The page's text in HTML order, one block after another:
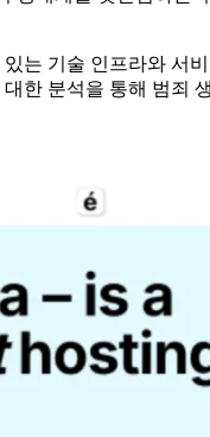
는 기술 인프라와 서
한 분석을 통해 범죄